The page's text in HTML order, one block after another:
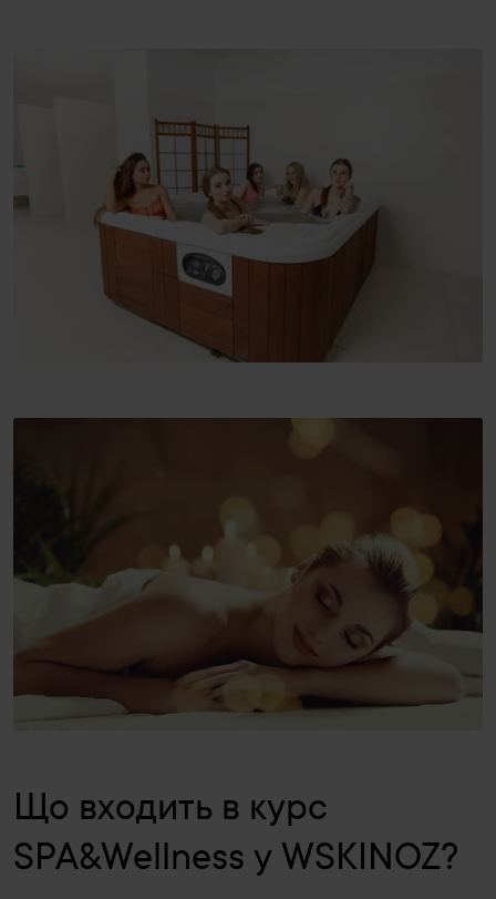
Що входить в курс
SPA&Wellness у WSKINOZ?